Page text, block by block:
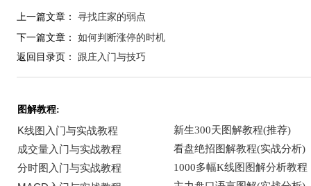
上一篇文章： 寻找庄家的弱点
下一篇文章： 如何判断涨停的时机
返回目录页： 跟庄入门与技巧
图解教程: